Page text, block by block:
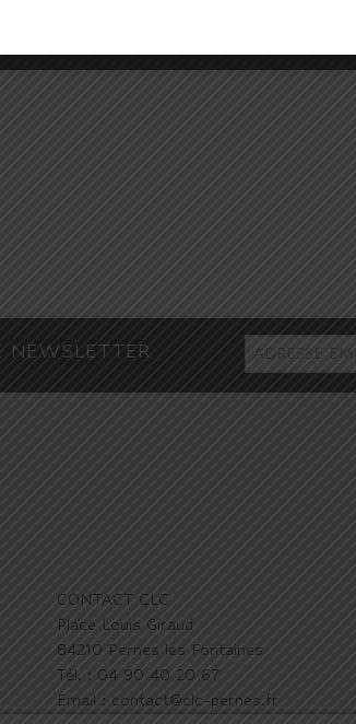
NEWSLETTER
CONTACT CLC
Place Louis Giraud
84210 Pernes les Fontaines
Tél. : 04 90 40 20 67
Email : contact@clc-pernes.fr